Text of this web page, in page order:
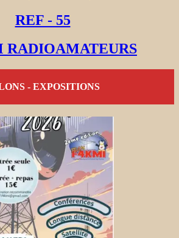
REF - 55
RADIOAMATEURS
- EXPOSITIONS